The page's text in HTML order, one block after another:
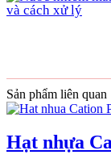
Sản phẩm liên quan
Hạt nhựa